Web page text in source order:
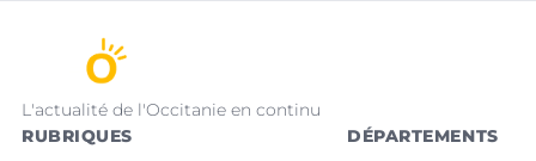
L'actualité de l'Occitanie en continu
RUBRIQUES
DÉPARTEMENTS